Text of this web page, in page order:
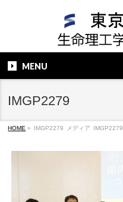
MENU
IMGP2279
HOME » IMGP2279 メディア IMGP2279